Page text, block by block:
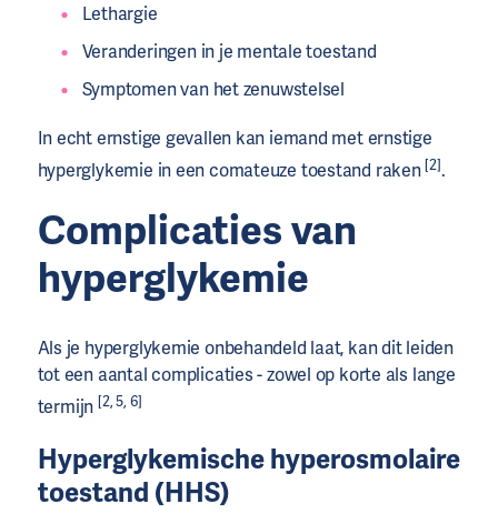
Lethargie
Veranderingen in je mentale toestand
Symptomen van het zenuwstelsel
In echt ernstige gevallen kan iemand met ernstige
hyperglykemie in een comateuze toestand raken[2].
Complicaties van
hyperglykemie
Als je hyperglykemie onbehandeld laat, kan dit leiden
tot een aantal complicaties - zowel op korte als lange
termijn[2, 5, 6]
Hyperglykemische hyperosmolaire
toestand (HHS)